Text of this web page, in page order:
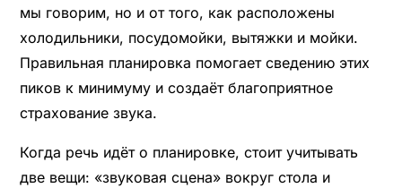
мы говорим, но и от того, как расположены
холодильники, посудомойки, вытяжки и мойки.
Правильная планировка помогает сведению этих
пиков к минимуму и создаёт благоприятное
страхование звука.
Когда речь идёт о планировке, стоит учитывать
две вещи: «звуковая сцена» вокруг стола и